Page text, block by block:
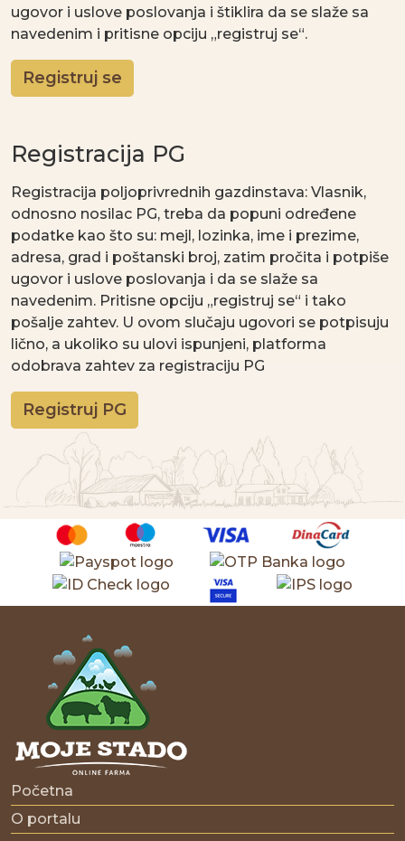
ugovor i uslove poslovanja i štiklira da se slaže sa
navedenim i pritisne opciju „registruj se“.
Registruj se
Registracija PG
Registracija poljoprivrednih gazdinstava: Vlasnik,
odnosno nosilac PG, treba da popuni određene
podatke kao što su: mejl, lozinka, ime i prezime,
adresa, grad i poštanski broj, zatim pročita i potpiše
ugovor i uslove poslovanja i da se slaže sa
navedenim. Pritisne opciju „registruj se“ i tako
pošalje zahtev. U ovom slučaju ugovori se potpisuju
lično, a ukoliko su ulovi ispunjeni, platforma
odobrava zahtev za registraciju PG
Registruj PG
Početna
O portalu